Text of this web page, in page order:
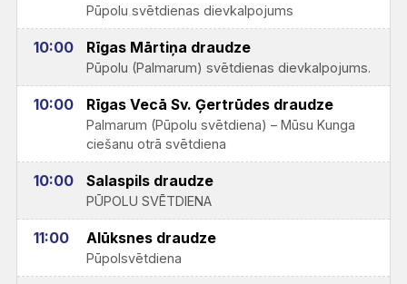
Pūpolu svētdienas dievkalpojums
10:00 Rīgas Mārtiņa draudze
Pūpolu (Palmarum) svētdienas dievkalpojums.
10:00 Rīgas Vecā Sv. Ģertrūdes draudze
Palmarum (Pūpolu svētdiena) – Mūsu Kunga
ciešanu otrā svētdiena
10:00 Salaspils draudze
PŪPOLU SVĒTDIENA
11:00 Alūksnes draudze
Pūpolsvētdiena